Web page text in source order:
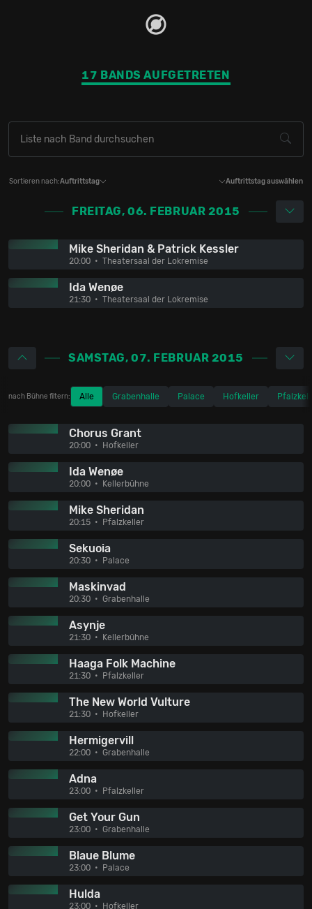
17 BANDS AUFGETRETEN
Sortieren nach:Auftrittstag Auftrittstag auswählen
FREITAG, 06. FEBRUAR 2015
Mike Sheridan & Patrick Kessler
20:00 Theatersaal der Lokremise
Ida Wenøe
21:30 Theatersaal der Lokremise
SAMSTAG, 07. FEBRUAR 2015
nach Bühne filtern: Alle Grabenhalle Palace Hofkeller
Chorus Grant
20:00 Hofkeller
Ida Wenøe
20:00 Kellerbühne
Mike Sheridan
20:15 Pfalzkeller
Sekuoia
20:30 Palace
Maskinvad
20:30 Grabenhalle
Asynje
21:30 Kellerbühne
Haaga Folk Machine
21:30 Pfalzkeller
The New World Vulture
21:30 Hofkeller
Hermigervill
22:00 Grabenhalle
Adna
23:00 Pfalzkeller
Get Your Gun
23:00 Grabenhalle
Blaue Blume
23:00 Palace
Hulda
23:00 Hofkeller